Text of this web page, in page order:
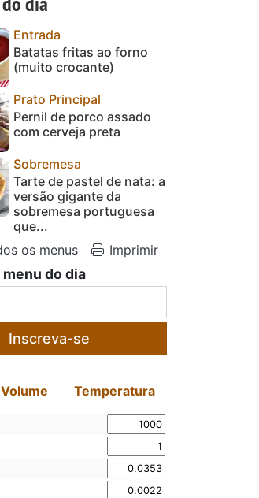
Entrada
Batatas fritas ao forno
(muito crocante)
Prato Principal
Pernil de porco assado
com cerveja preta
Sobremesa
Tarte de pastel de nata: a
versão gigante da
sobremesa portuguesa
que...
os menus
Imprimir
do dia
Inscreva-se
Volume Temperatura